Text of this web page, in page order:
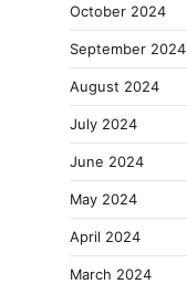
October 2024
September 2024
August 2024
July 2024
June 2024
May 2024
April 2024
March 2024